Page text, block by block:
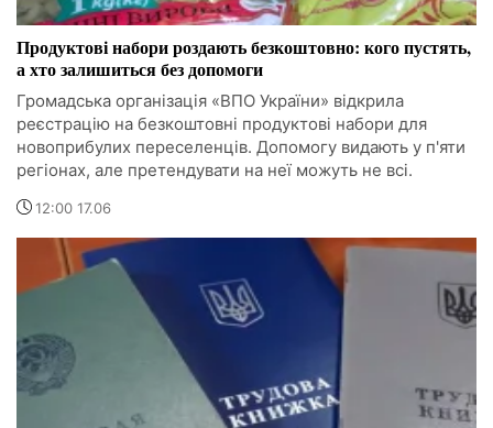
Продуктові набори роздають безкоштовно: кого пустять,
а хто залишиться без допомоги
Громадська організація «ВПО України» відкрила
реєстрацію на безкоштовні продуктові набори для
новоприбулих переселенців. Допомогу видають у п'яти
регіонах, але претендувати на неї можуть не всі.
12:00 17.06